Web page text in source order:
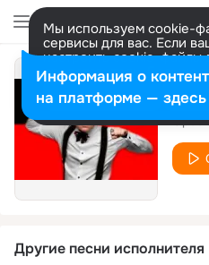
Мы используем cookie-
сервисы для вас. Если
настроить cookie-
представитель. Больше
Разрешить все
Другие песни исполнителя
Информация о
на платформе — здесь